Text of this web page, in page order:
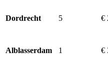
Dordrecht 5 €
Alblasserdam 1 €